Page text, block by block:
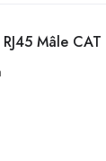
Mâle